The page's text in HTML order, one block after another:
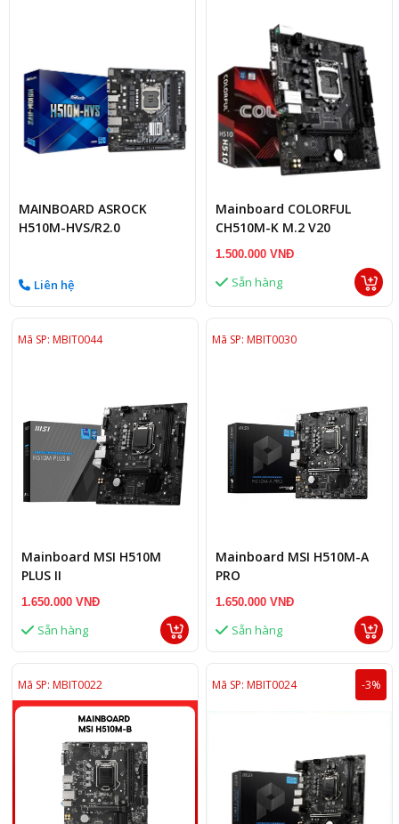
MAINBOARD ASROCK
H510M-HVS/R2.0
Liên hệ
Mainboard COLORFUL
CH510M-K M.2 V20
1.500.000 VNĐ
Sẵn hàng
Mã SP: MBIT0044
Mainboard MSI H510M
PLUS II
1.650.000 VNĐ
Sẵn hàng
Mã SP: MBIT0030
Mainboard MSI H510M-A
PRO
1.650.000 VNĐ
Sẵn hàng
Mã SP: MBIT0022 Mã SP: MBIT0024 -3%